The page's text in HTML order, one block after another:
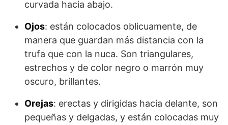
curvada hacia abajo.
Ojos: están colocados oblicuamente, de
manera que guardan más distancia con la
trufa que con la nuca. Son triangulares,
estrechos y de color negro o marrón muy
oscuro, brillantes.
Orejas: erectas y dirigidas hacia delante, son
pequeñas y delgadas, y están colocadas muy